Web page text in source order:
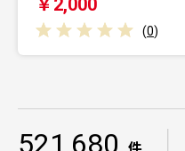
￥2,000
(0)
521,680